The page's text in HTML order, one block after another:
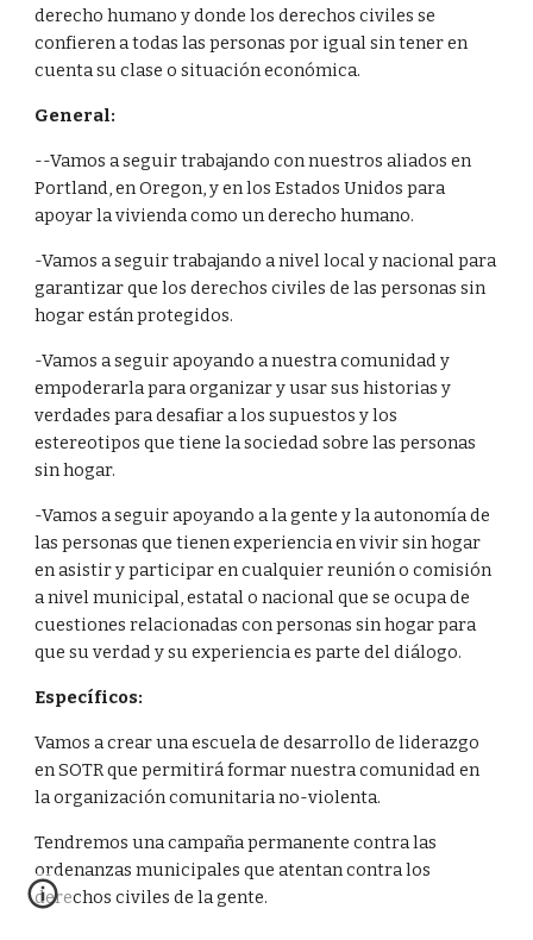
derecho humano y donde los derechos civiles se
confieren a todas las personas por igual sin tener en
cuenta su clase o situación económica.
General:
--Vamos a seguir trabajando con nuestros aliados en
Portland, en Oregon, y en los Estados Unidos para
apoyar la vivienda como un derecho humano.
-Vamos a seguir trabajando a nivel local y nacional para
garantizar que los derechos civiles de las personas sin
hogar están protegidos.
-Vamos a seguir apoyando a nuestra comunidad y
empoderarla para organizar y usar sus historias y
verdades para desafiar a los supuestos y los
estereotipos que tiene la sociedad sobre las personas
sin hogar.
-Vamos a seguir apoyando a la gente y la autonomía de
las personas que tienen experiencia en vivir sin hogar
en asistir y participar en cualquier reunión o comisión
a nivel municipal, estatal o nacional que se ocupa de
cuestiones relacionadas con personas sin hogar para
que su verdad y su experiencia es parte del diálogo.
Específicos:
Vamos a crear una escuela de desarrollo de liderazgo
en SOTR que permitirá formar nuestra comunidad en
la organización comunitaria no-violenta.
Tendremos una campaña permanente contra las
ordenanzas municipales que atentan contra los
derechos civiles de la gente.